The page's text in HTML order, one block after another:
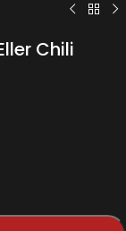
Chili